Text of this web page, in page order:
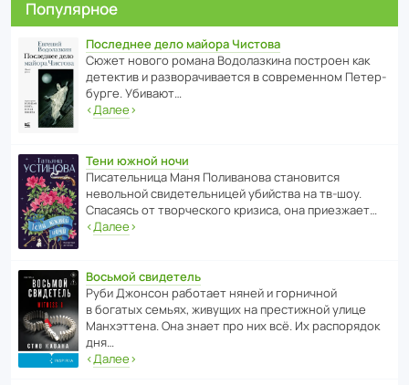
Популярное
Последнее дело майора Чистова
Сюжет нового романа Водо­ла­з­кина пост­роен как
дете­ктив и разво­ра­чи­ва­ется в совре­менном Пете­р­
бурге. Убивают…
‹Далее›
Тени южной ночи
Писа­тель­ница Маня Поли­ва­нова стано­вится
невольной свиде­тель­ницей убийства на тв-шоу.
Спасаясь от твор­че­с­кого кризиса, она приезжает…
‹Далее›
Восьмой свидетель
Руби Джонсон рабо­тает няней и горни­чной
в богатых семьях, живущих на прес­ти­жной улице
Манх­эт­тена. Она знает про них всё. Их распо­рядок
дня…
‹Далее›